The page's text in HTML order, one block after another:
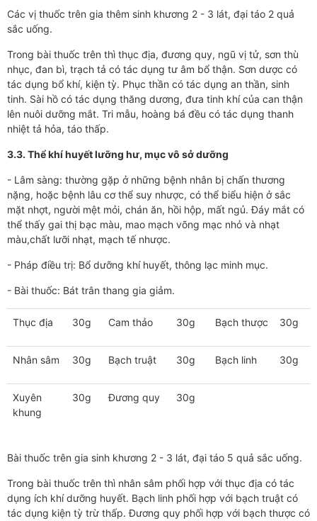
Các vị thuốc trên gia thêm sinh khương 2 - 3 lát, đại táo 2 quả
sắc uống.
Trong bài thuốc trên thì thục địa, đương quy, ngũ vị tử, sơn thù
nhục, đan bì, trạch tả có tác dụng tư âm bổ thận. Sơn dược có
tác dụng bổ khí, kiện tỳ. Phục thần có tác dụng an thần, sinh
tinh. Sài hồ có tác dụng thăng dương, đưa tinh khí của can thận
lên nuôi dưỡng mắt. Tri mẫu, hoàng bá đều có tác dụng thanh
nhiệt tả hỏa, táo thấp.
3.3. Thể khí huyết lưỡng hư, mục vô sở dưỡng
- Lâm sàng: thường gặp ở những bệnh nhân bị chấn thương
nặng, hoặc bệnh lâu cơ thể suy nhược, có thể biểu hiện ở sắc
mặt nhợt, người mệt mỏi, chán ăn, hồi hộp, mất ngủ. Đáy mắt có
thể thấy gai thị bạc màu, mao mạch võng mạc nhỏ và nhạt
màu,chất lưỡi nhạt, mạch tế nhược.
- Pháp điều trị: Bổ dưỡng khí huyết, thông lạc minh mục.
- Bài thuốc: Bát trân thang gia giảm.
Thục địa 30g Cam thảo 30g Bạch thược 30g
Nhân sâm 30g Bạch truật 30g Bạch linh 30g
Xuyên
khung
30g Đương quy 30g
Bài thuốc trên gia sinh khương 2 - 3 lát, đại táo 5 quả sắc uống.
Trong bài thuốc trên thì nhân sâm phối hợp với thục địa có tác
dụng ích khí dưỡng huyết. Bạch linh phối hợp với bạch truật có
tác dụng kiện tỳ trừ thấp. Đương quy phối hợp với bạch thược có